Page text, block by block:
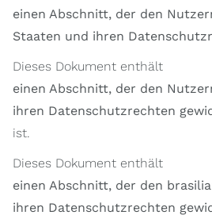
einen Abschnitt, der den
Staaten und ihren
Dieses Dokument enthält
einen Abschnitt, der den
ihren Datenschutzrechten
ist.
Dieses Dokument enthält
einen Abschnitt, der den
ihren Datenschutzrechten